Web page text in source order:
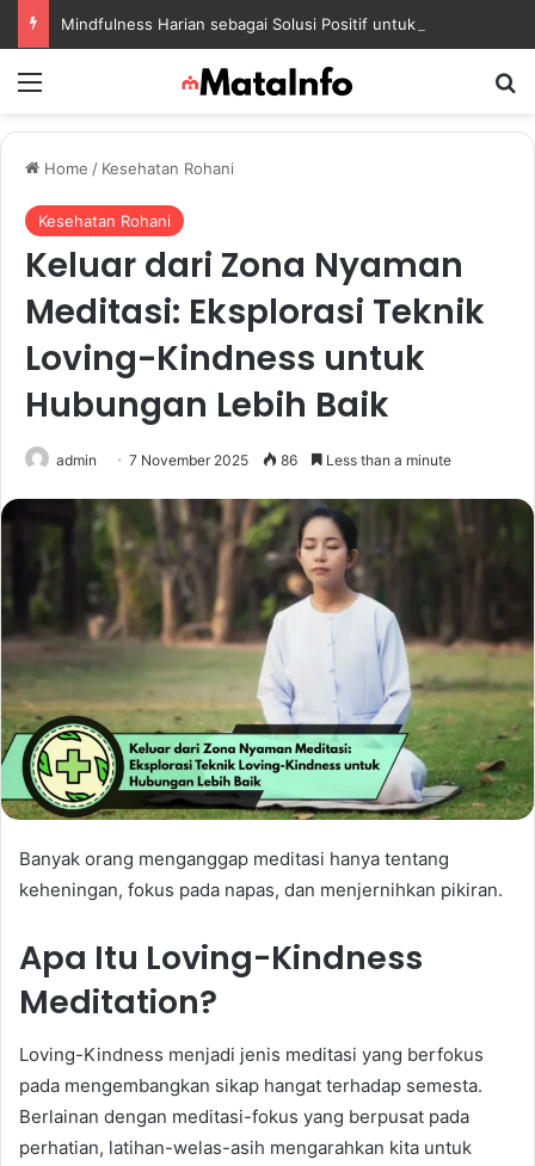
Home / Kesehatan Rohani
Kesehatan Rohani
Keluar dari Zona Nyaman
Meditasi: Eksplorasi Teknik
Loving-Kindness untuk
Hubungan Lebih Baik
admin 7 November 2025 86 Less than a minute
Banyak orang menganggap meditasi hanya tentang
keheningan, fokus pada napas, dan menjernihkan pikiran.
Apa Itu Loving-Kindness
Meditation?
Loving-Kindness menjadi jenis meditasi yang berfokus
pada mengembangkan sikap hangat terhadap semesta.
Berlainan dengan meditasi-fokus yang berpusat pada
perhatian, latihan-welas-asih mengarahkan kita untuk